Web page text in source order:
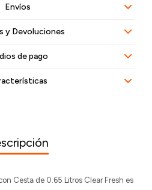
Envíos
y Devoluciones
de pago
Cesta de 0.65 Litros Clear Fresh es